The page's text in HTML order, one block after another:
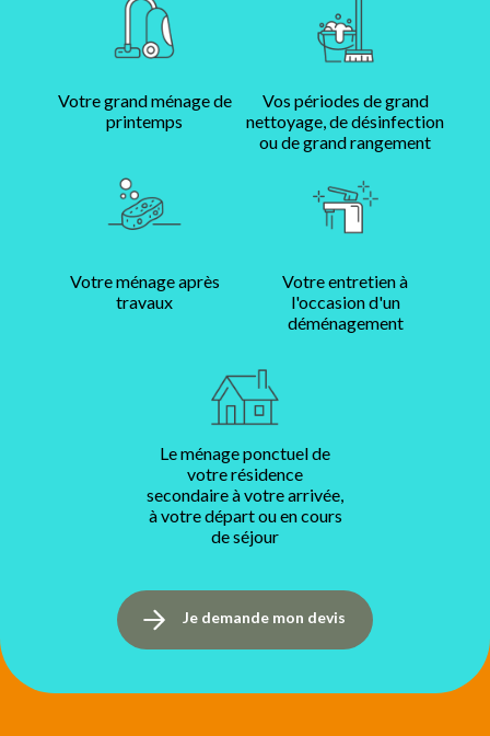
Votre grand ménage de
printemps
Vos périodes de grand
nettoyage, de désinfection
ou de grand rangement
Votre ménage après
travaux
Votre entretien à
l'occasion d'un
déménagement
Le ménage ponctuel de
votre résidence
secondaire à votre arrivée,
à votre départ ou en cours
de séjour
Je demande mon devis